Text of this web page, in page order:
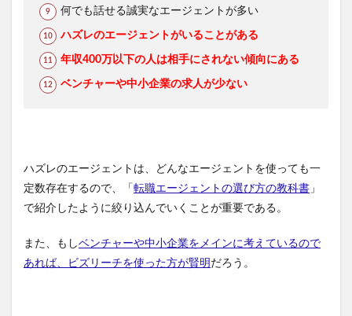
何でも話せる誠実なエージェントが多い
ハズレのエージェントがいることがある
年収400万以下の人は相手にされない傾向にある
ベンチャーや中小企業の求人が少ない
ハズレのエージェントは、どんなエージェントを使っても一
定数存在するので、「 転職エージェントの選び方の教科書 」
で紹介したように絞り込んでいくことが重要である。
また、もしベンチャーや中小企業をメインに考えているので
あれば、ビズリーチを使った方が賢明 だろう。